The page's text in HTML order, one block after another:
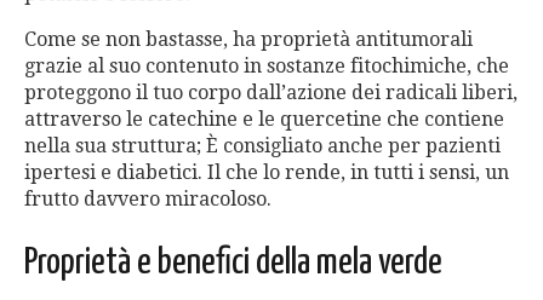
Come se non bastasse, ha proprietà antitumorali
grazie al suo contenuto in sostanze fitochimiche, che
proteggono il tuo corpo dall’azione dei radicali liberi,
attraverso le catechine e le quercetine che contiene
nella sua struttura; È consigliato anche per pazienti
ipertesi e diabetici. Il che lo rende, in tutti i sensi, un
frutto davvero miracoloso.
Proprietà e benefici della mela verde